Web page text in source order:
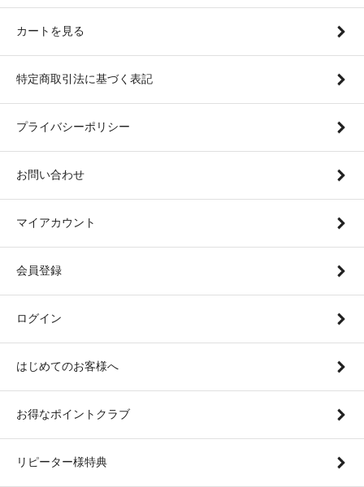
カートを見る
特定商取引法に基づく表記
プライバシーポリシー
お問い合わせ
マイアカウント
会員登録
ログイン
はじめてのお客様へ
お得なポイントクラブ
リピーター様特典